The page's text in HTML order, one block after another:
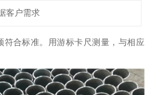
客户需求
符合标准。用游标卡尺测量，与相应